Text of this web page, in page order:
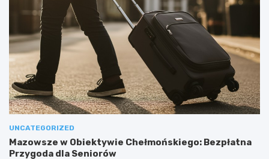
UNCATEGORIZED
Mazowsze w Obiektywie Chełmońskiego: Bezpłatna
Przygoda dla Seniorów